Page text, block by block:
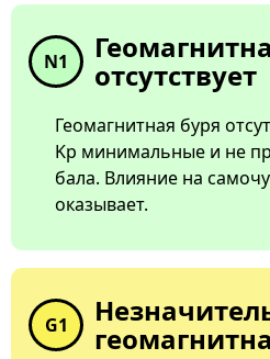
N1 отсутствует
Геомагнитная буря
Kp минимальные и не
бала. Влияние на
оказывает.
G1